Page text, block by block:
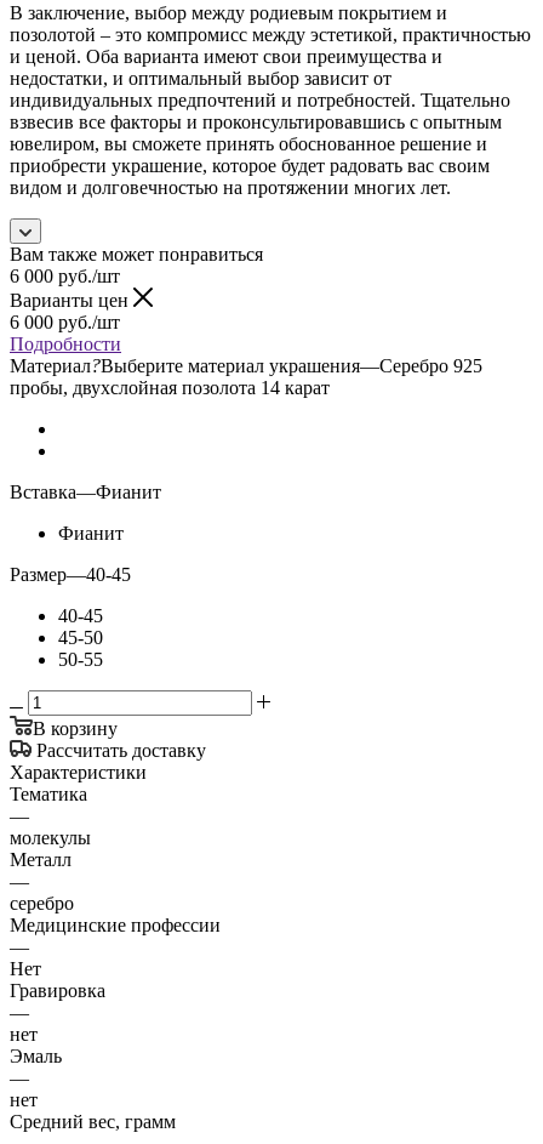
В заключение, выбор между родиевым покрытием и
позолотой – это компромисс между эстетикой, практичностью
и ценой. Оба варианта имеют свои преимущества и
недостатки, и оптимальный выбор зависит от
индивидуальных предпочтений и потребностей. Тщательно
взвесив все факторы и проконсультировавшись с опытным
ювелиром, вы сможете принять обоснованное решение и
приобрести украшение, которое будет радовать вас своим
видом и долговечностью на протяжении многих лет.
Вам также может понравиться
6 000 руб./шт
Варианты цен
6 000 руб./шт
Подробности
Материал?Выберите материал украшения—Серебро 925
пробы, двухслойная позолота 14 карат
Вставка—Фианит
Фианит
Размер—40-45
40-45
45-50
50-55
В корзину
Рассчитать доставку
Характеристики
Тематика
—
молекулы
Металл
—
серебро
Медицинские профессии
—
Нет
Гравировка
—
нет
Эмаль
—
нет
Средний вес, грамм